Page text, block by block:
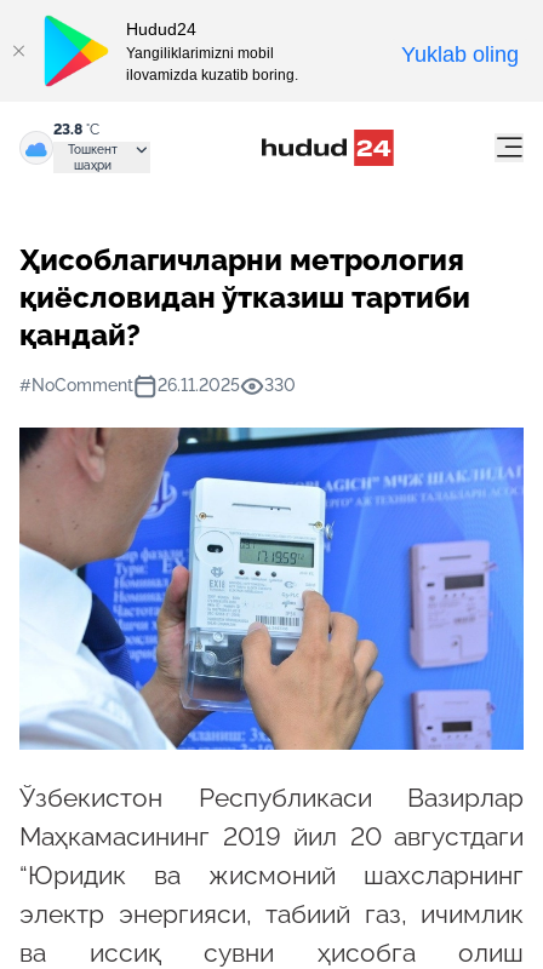
23.8 °C
Тошкент
шаҳри
Ҳисоблагичларни метрология
қиёсловидан ўтказиш тартиби
қандай?
#NoComment 26.11.2025 330
Ўзбекистон Республикаси Вазирлар
Маҳкамасининг 2019 йил 20 августдаги
“Юридик ва жисмоний шахсларнинг
электр энергияси, табиий газ, ичимлик
ва иссиқ сувни ҳисобга олиш
Hudud24
Yangiliklarimizni mobil
ilovamizda kuzatib boring.
Yuklab oling